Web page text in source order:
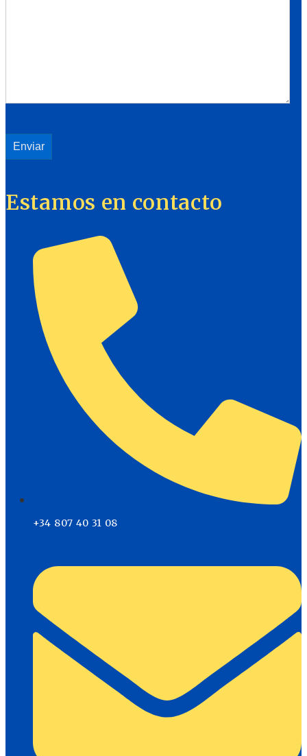
Estamos en contacto
+34 807 40 31 08